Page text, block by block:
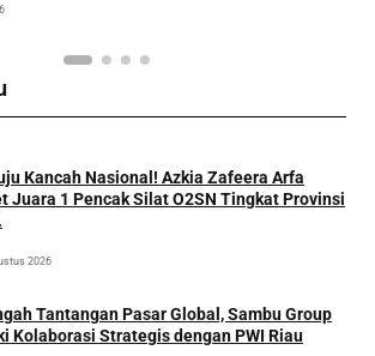
Kancah Nasional! Azkia Zafeera Arfa
Juara 1 Pencak Silat O2SN Tingkat Provinsi
2026
Tantangan Pasar Global, Sambu Group
Kolaborasi Strategis dengan PWI Riau